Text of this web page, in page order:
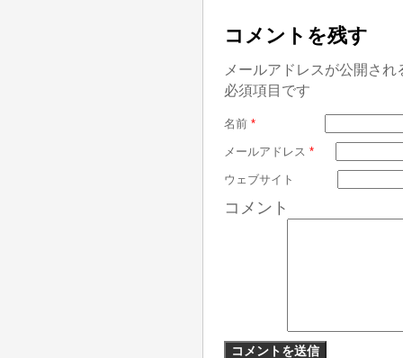
コメントを残す
メールアドレスが公開さ
必須項目です
名前 *
メールアドレス *
ウェブサイト
コメント